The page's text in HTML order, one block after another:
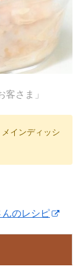
さま」
インディッシ
んのレシピ